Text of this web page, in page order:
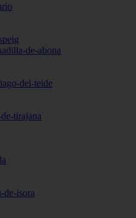
de-abona
del-teide
tirajana
de-isora